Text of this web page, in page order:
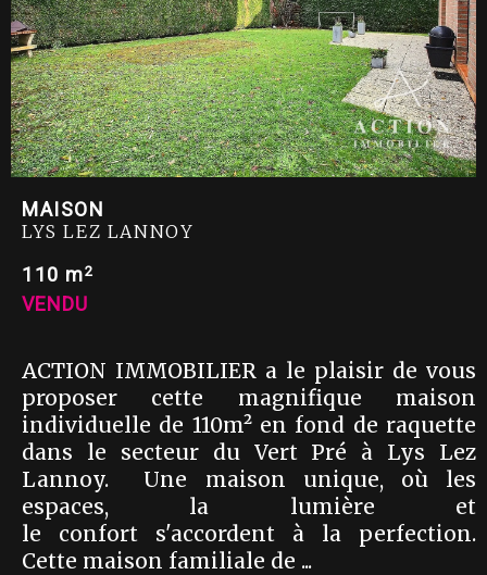
MAISON
LYS LEZ LANNOY
110 m2
VENDU
ACTION IMMOBILIER a le plaisir de vous
proposer cette magnifique maison
individuelle de 110m² en fond de raquette
dans le secteur du Vert Pré à Lys Lez
Lannoy. Une maison unique, où les
espaces, la lumière et
le confort s'accordent à la perfection.
Cette maison familiale de ...